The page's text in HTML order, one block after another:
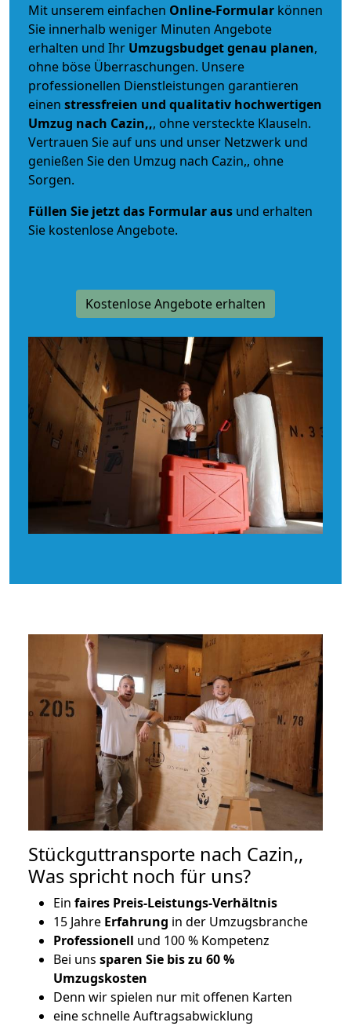
Mit unserem einfachen Online-Formular können
Sie innerhalb weniger Minuten Angebote
erhalten und Ihr Umzugsbudgetgenau planen,
ohne böse Überraschungen. Unsere
professionellen Dienstleistungen garantieren
einen stressfreien und qualitativ hochwertigen
Umzug nach Cazin,,, ohne versteckte Klauseln.
Vertrauen Sie auf uns und unser Netzwerk und
genießen Sie den Umzug nach Cazin,, ohne
Sorgen.
Füllen Sie jetzt das Formular aus und erhalten
Sie kostenlose Angebote.
Kostenlose Angebote erhalten
Stückguttransporte nach Cazin,,
Was spricht noch für uns?
Ein faires Preis-Leistungs-Verhältnis
15 Jahre Erfahrung in der Umzugsbranche
Professionell und 100 % Kompetenz
Bei uns sparen Sie bis zu 60 %
Umzugskosten
Denn wir spielen nur mit offenen Karten
eine schnelle Auftragsabwicklung